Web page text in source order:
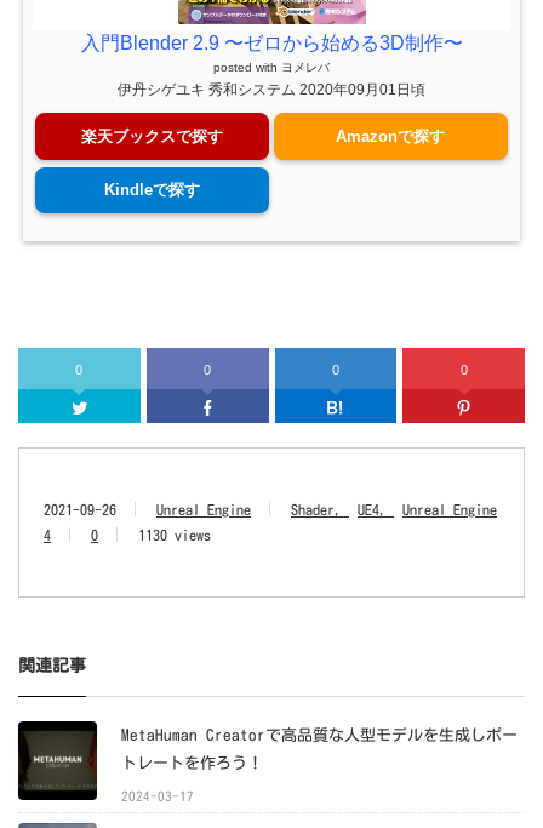
入門Blender 2.9 〜ゼロから始める3D制作〜
posted with ヨメレバ
伊丹シゲユキ 秀和システム 2020年09月01日頃
楽天ブックスで探す Amazonで探す
Kindleで探す
0
Twitter
0
Facebook
0
はてなブッ
0
2021-09-26 Unreal Engine Shader UE4
Unreal Engine
4
0 1130 views
関連記事
MetaHuman Creatorで高品質な人型モデルを生成しポー
トレートを作ろう！
2024-03-17